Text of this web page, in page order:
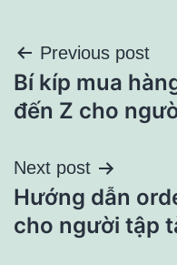
Điều
hướng
viết
Previous post
Bí kíp mua
đến Z cho
Next post
Hướng dẫn
cho người tập